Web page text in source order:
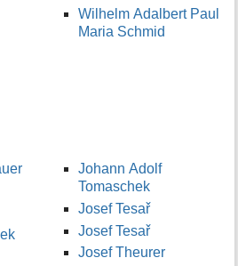
Wilhelm Adalbert Paul
Maria Schmid
Johann Adolf
Tomaschek
Josef Tesař
Josef Tesař
Josef Theurer